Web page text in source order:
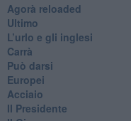
​Agorà reloaded
Ultimo
​L’urlo e gli inglesi
Carrà
Può darsi
Europei
Acciaio
Il Presidente